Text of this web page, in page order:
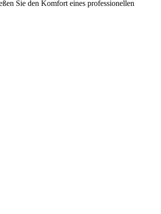
Sie den Komfort eines professionellen